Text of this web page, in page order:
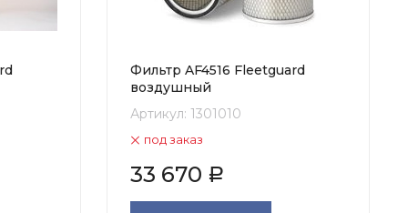
Фильтр AF4516 Fleetguard
воздушный
Артикул: 1301010
под заказ
33 670 Р